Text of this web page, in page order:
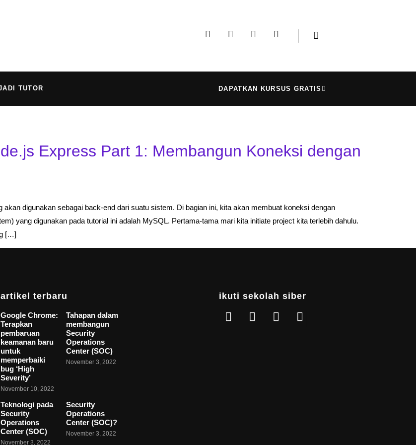
TUTOR DAPATKAN KURSUS GRATIS
Express Part 1: Membangun Koneksi dengan
digunakan sebagai back-end dari suatu sistem. Di bagian ini, kita akan membuat koneksi dengan
yang digunakan pada tutorial ini adalah MySQL. Pertama-tama mari kita initiate project kita terlebih dahulu.
[…]
artikel terbaru
Google Chrome:
Terapkan
pembaruan
keamanan baru
untuk
memperbaiki
bug ‘High
Severity’
November 10, 2022
Tahapan dalam
membangun
Security
Operations
Center (SOC)
November 3, 2022
Teknologi pada
Security
Operations
Center (SOC)
November 3, 2022
Security
Operations
Center (SOC)?
November 3, 2022
ikuti sekolah siber